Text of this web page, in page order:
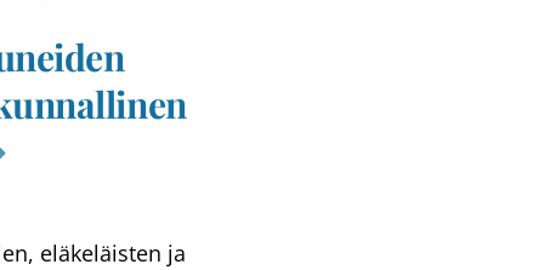
eläkeläisten ja